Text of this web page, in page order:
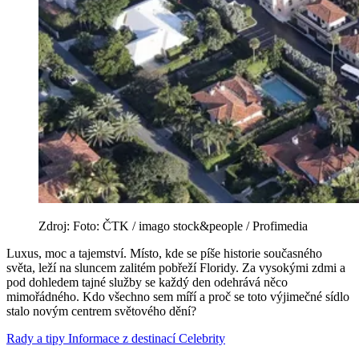
Zdroj: Foto: ČTK / imago stock&people / Profimedia
Luxus, moc a tajemství. Místo, kde se píše historie současného
světa, leží na sluncem zalitém pobřeží Floridy. Za vysokými zdmi a
pod dohledem tajné služby se každý den odehrává něco
mimořádného. Kdo všechno sem míří a proč se toto výjimečné sídlo
stalo novým centrem světového dění?
Rady a tipy Informace z destinacíCelebrity